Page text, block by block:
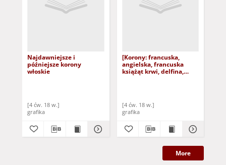
Najdawniejsze i
późniejsze korony
włoskie
[4 ćw. 18 w.]
grafika
[Korony: francuska,
angielska, francuska
książąt krwi, delfina,
[4 ćw. 18 w.]
grafika
More